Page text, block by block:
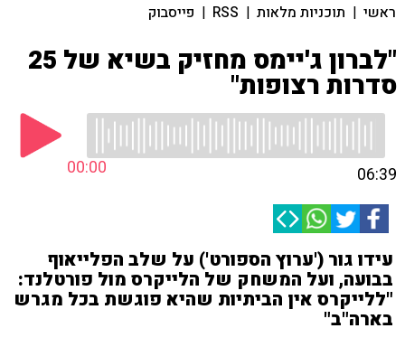
ראשי | תוכניות מלאות |
RSS
| פייסבוק
"לברון ג'יימס מחזיק בשיא של 25
סדרות רצופות"
00:00 06:39
עידו גור ('ערוץ הספורט') על שלב הפלייאוף
בבועה, ועל המשחק של הלייקרס מול פורטלנד:
"ללייקרס אין הביתיות שהיא פוגשת בכל מגרש
בארה"ב"